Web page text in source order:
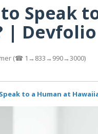
to Speak
| Devfolio
(☎ 1→833→990→3000)
to a Human at